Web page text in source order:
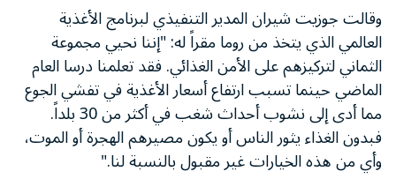
وقالت جوزيت شيران المدير التنفيذي لبرنامج الأغذية
العالمي الذي يتخذ من روما مقراً له: "إننا نحيي مجموعة
الثماني لتركيزهم على الأمن الغذائي. فقد تعلمنا درسا العام
الماضي حينما تسبب ارتفاع أسعار الأغذية في تفشي الجوع
مما أدى إلى نشوب أحداث شغب في أكثر من 30 بلداً.
فبدون الغذاء يثور الناس أو يكون مصيرهم الهجرة أو الموت،
وأي من هذه الخيارات غير مقبول بالنسبة لنا."